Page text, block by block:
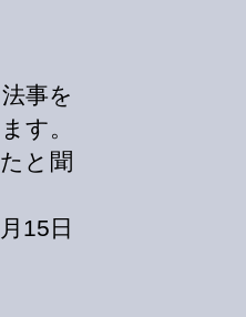
事を
す。
と聞
15日